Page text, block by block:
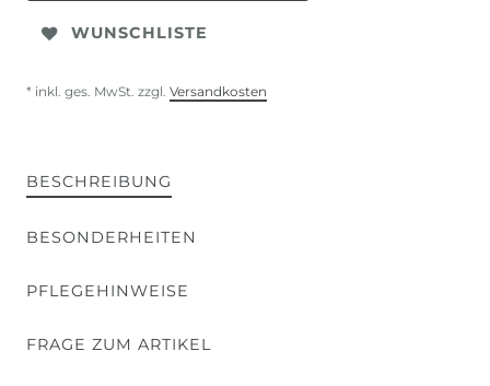
WUNSCHLISTE
* inkl. ges. MwSt. zzgl. Versandkosten
BESCHREIBUNG
BESONDERHEITEN
PFLEGEHINWEISE
FRAGE ZUM ARTIKEL